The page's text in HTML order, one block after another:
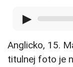
▶
Anglicko, 15.
titulnej foto je